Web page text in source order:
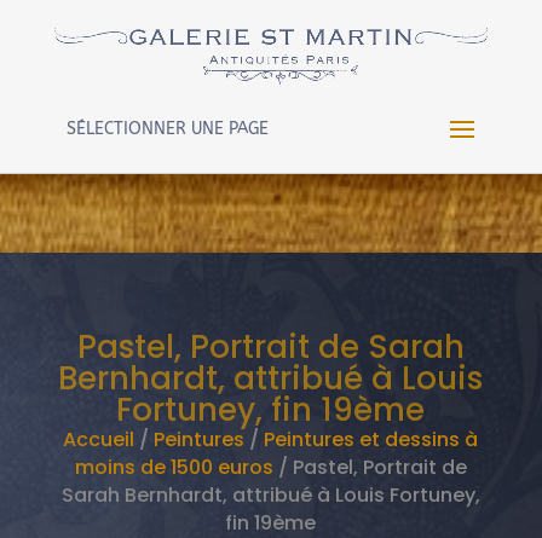
Warning: Constant WP_CRON_LOCK_TIMEOUT already
/htdocs/wp-config.phpon line
SÉLECTIONNER UNE PAGE
Pastel, Portrait de Sarah
Bernhardt, attribué à Louis
Fortuney, fin 19ème
Accueil / Peintures / Peintures et dessins à
moins de 1500 euros / Pastel, Portrait de
Sarah Bernhardt, attribué à Louis Fortuney,
fin 19ème